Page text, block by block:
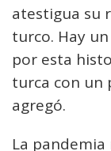
atestigua su
turco. Hay
por esta
turca con un
agregó.
La